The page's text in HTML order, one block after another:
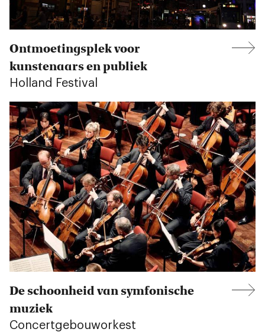
Ontmoetingsplek voor
kunstenaars en publiek
Holland Festival
De schoonheid van symfonische
muziek
Concertgebouworkest